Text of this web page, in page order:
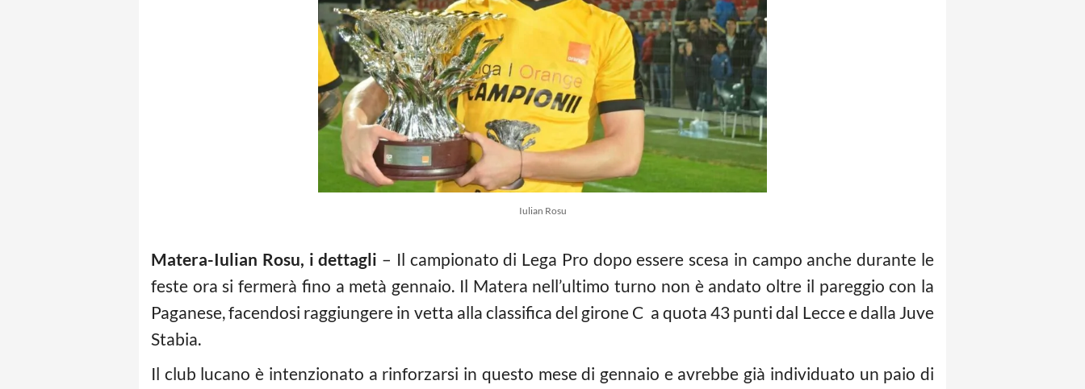
Iulian Rosu
Matera-Iulian Rosu, i dettagli – Il campionato di Lega Pro dopo essere scesa in campo anche durante le
feste ora si fermerà fino a metà gennaio. Il Matera nell’ultimo turno non è andato oltre il pareggio con la
Paganese, facendosi raggiungere in vetta alla classifica del girone C a quota 43 punti dal Lecce e dalla Juve
Stabia.
Il club lucano è intenzionato a rinforzarsi in questo mese di gennaio e avrebbe già individuato un paio di